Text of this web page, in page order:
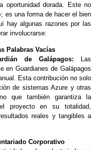
oportunidad dorada. Este no
es una forma de hacer el bien
hay algunas razones por las
involucrarse:
Palabras Vacías
de Galápagos:
Las
en Guardianes de Galápagos
Esta contribución no solo
de sistemas Azure y otras
que también garantiza la
proyecto en su totalidad,
reales y tangibles a
Corporativo